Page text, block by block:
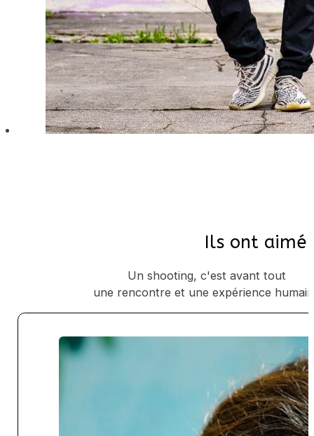
Ils ont aimé
Un shooting, c'est avant tout
une rencontre et une expérience